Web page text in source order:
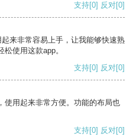
支持[0] 反对[0]
来非常容易上手，让我能够快速熟
使用这款app。
支持[0] 反对[0]
使用起来非常方便。功能的布局也
支持[0] 反对[0]